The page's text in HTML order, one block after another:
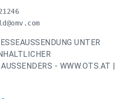
21246
UNTER
- WWW.OTS.AT |